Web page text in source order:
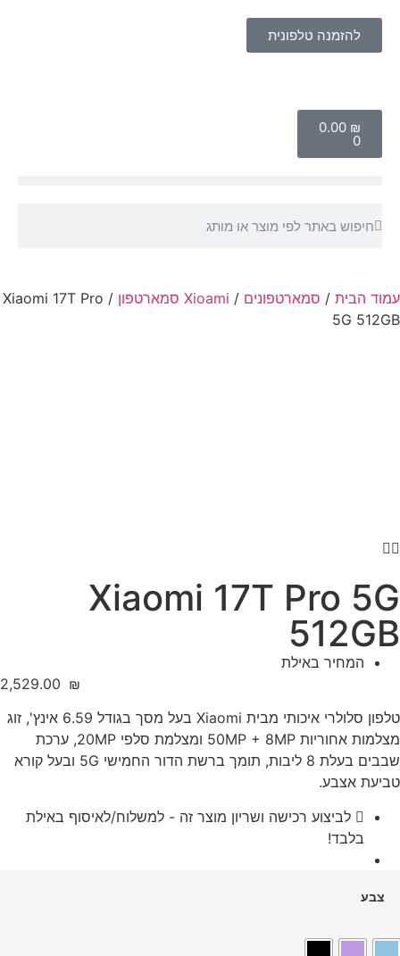
‎0.00 ₪
0
להזמנה טלפונית
עמוד הבית / סמארטפונים / Xioami סמארטפון
/ Xiaomi 17T Pro
5G 512GB
Xiaomi 17T Pro 5G
512GB
המחיר באילת
‎2,529.00 ₪
טלפון סלולרי איכותי מבית Xiaomi בעל מסך בגודל 6.59 אינץ', זוג
מצלמות אחוריות 50MP + 8MP ומצלמת סלפי 20MP, ערכת
שבבים בעלת 8 ליבות, תומך ברשת הדור החמישי 5G ובעל קורא
טביעת אצבע.
לביצוע רכישה ושריון מוצר זה - למשלוח/לאיסוף באילת
בלבד!
צבע